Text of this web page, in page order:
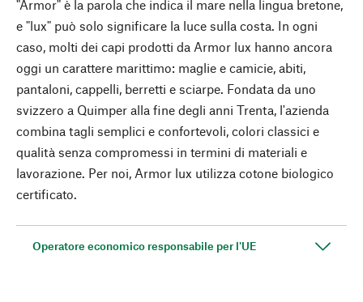
"Armor" è la parola che indica il mare nella lingua bretone,
e "lux" può solo significare la luce sulla costa. In ogni
caso, molti dei capi prodotti da Armor lux hanno ancora
oggi un carattere marittimo: maglie e camicie, abiti,
pantaloni, cappelli, berretti e sciarpe. Fondata da uno
svizzero a Quimper alla fine degli anni Trenta, l'azienda
combina tagli semplici e confortevoli, colori classici e
qualità senza compromessi in termini di materiali e
lavorazione. Per noi, Armor lux utilizza cotone biologico
certificato.
Operatore economico responsabile per l'UE